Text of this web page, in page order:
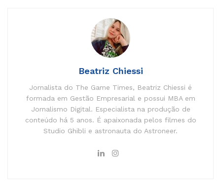
Beatriz Chiessi
Jornalista do The Game Times, Beatriz Chiessi é
formada em Gestão Empresarial e possui MBA em
Jornalismo Digital. Especialista na produção de
conteúdo há 5 anos. É apaixonada pelos filmes do
Studio Ghibli e astronauta do Astroneer.